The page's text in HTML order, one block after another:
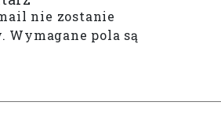
nie zostanie
Wymagane pola są